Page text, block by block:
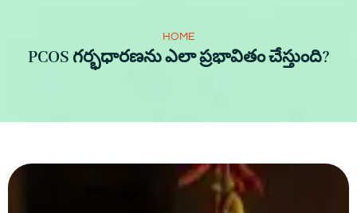
HOME
PCOS గర్భధారణను ఎలా ప్రభావితం చేస్తుంది?